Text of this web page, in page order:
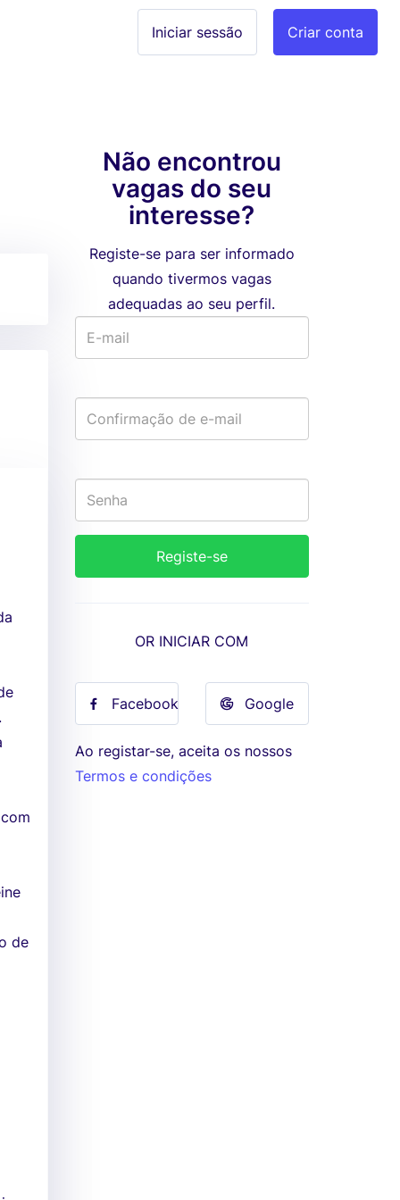
Criar conta
Iniciar sessão
de
Não encontrou
vagas do seu
interesse?
Registe-se para ser informado
quando tivermos vagas
adequadas ao seu perfil.
OR INICIAR COM
Facebook Google
Ao registar-se, aceita os nossos
Termos e condições